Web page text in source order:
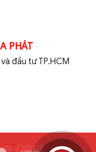
PHÁT
đầu tư TP.HCM